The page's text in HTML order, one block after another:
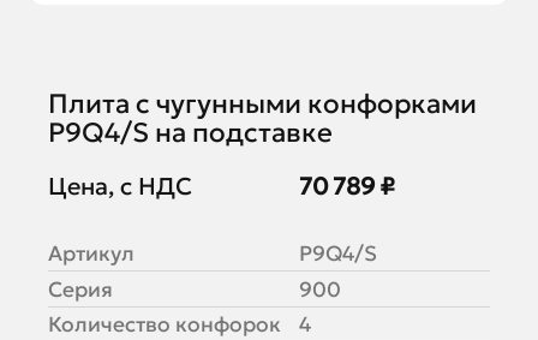
Плита с чугунными конфорками
P9Q4/S на подставке
Цена, с НДС 70 789 ₽
Артикул
P9Q4/S
Серия
900
Количество конфорок
4